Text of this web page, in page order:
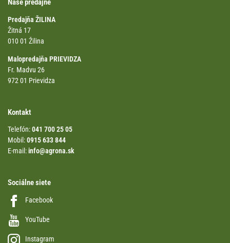
Naše predajne
Predajňa ŽILINA
Žitná 17
010 01 Žilina
Malopredajňa PRIEVIDZA
Fr. Madvu 26
972 01 Prievidza
Kontakt
Telefón:041 700 25 05
Mobil:0915 633 844
E-mail:info@agrona.sk
Sociálne siete
Facebook
YouTube
Instagram